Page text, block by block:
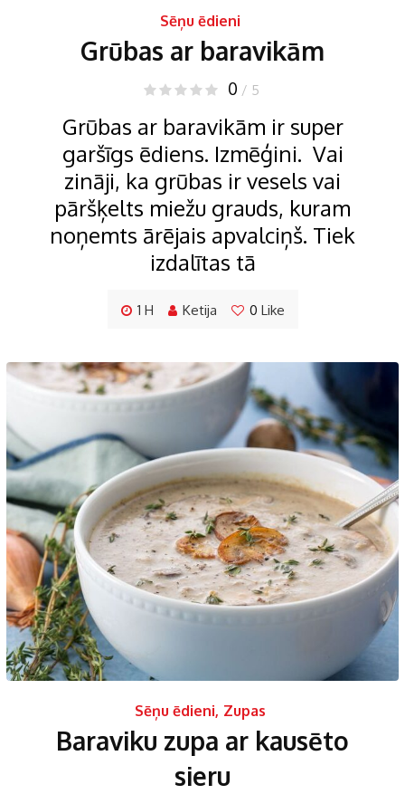
Sēņu ēdieni
Grūbas ar baravikām
0 / 5
Grūbas ar baravikām ir super
garšīgs ēdiens. Izmēģini. Vai
zināji, ka grūbas ir vesels vai
pāršķelts miežu grauds, kuram
noņemts ārējais apvalciņš. Tiek
izdalītas tā
1 H Ketija 0 Like
Sēņu ēdieni, Zupas
Baraviku zupa ar kausēto
sieru